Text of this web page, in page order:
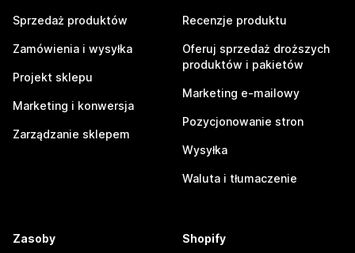
Sprzedaż produktów
Zamówienia i wysyłka
Projekt sklepu
Marketing i konwersja
Zarządzanie sklepem
Recenzje produktu
Oferuj sprzedaż droższych
produktów i pakietów
Marketing e-mailowy
Pozycjonowanie stron
Wysyłka
Waluta i tłumaczenie
Zasoby Shopify